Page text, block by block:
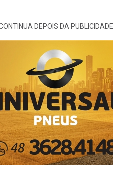
DEPOIS DA PUBLICIDADE